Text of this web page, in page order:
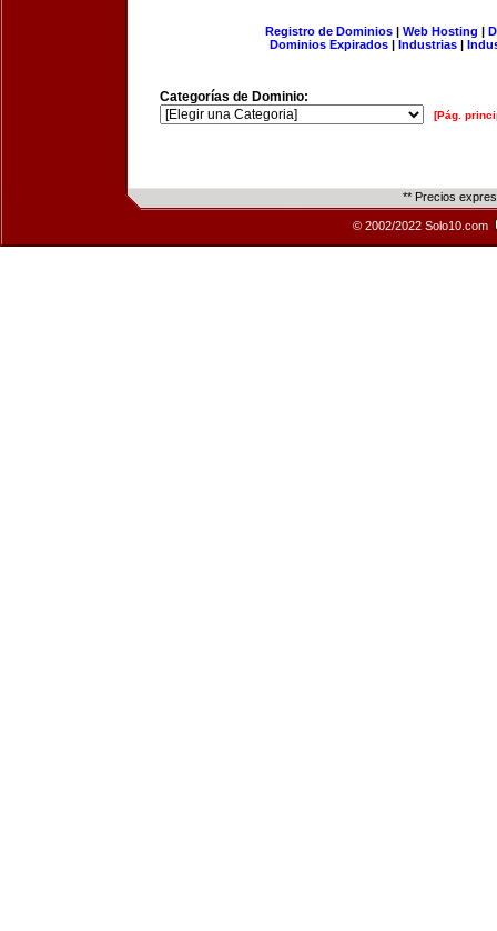
Registro de Dominios| Web Hosting |
Dominios Expirados | Industrias |
Categorías de Dominio:
[Pág.
** Precios
© 2002/2022 Solo10.com